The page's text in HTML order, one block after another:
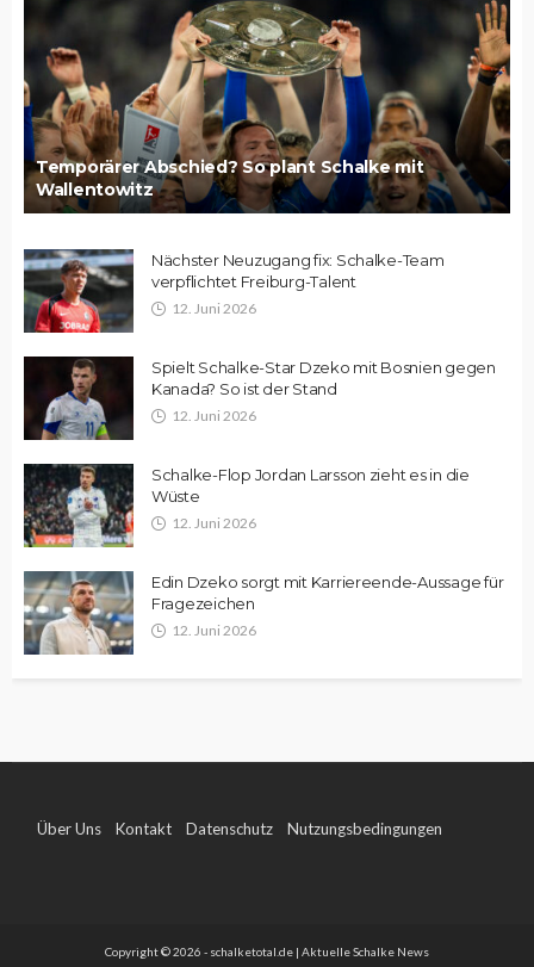
Temporärer Abschied? So plant Schalke mit
Wallentowitz
Nächster Neuzugang fix: Schalke-Team
verpflichtet Freiburg-Talent
12. Juni 2026
Spielt Schalke-Star Dzeko mit Bosnien gegen
Kanada? So ist der Stand
12. Juni 2026
Schalke-Flop Jordan Larsson zieht es in die
Wüste
12. Juni 2026
Edin Dzeko sorgt mit Karriereende-Aussage für
Fragezeichen
12. Juni 2026
Über Uns Kontakt Datenschutz Nutzungsbedingungen
Copyright © 2026 - schalketotal.de | Aktuelle Schalke News